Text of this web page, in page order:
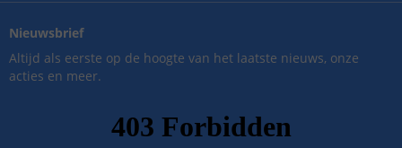
Nieuwsbrief
Altijd als eerste op de hoogte van het laatste nieuws, onze
acties en meer.